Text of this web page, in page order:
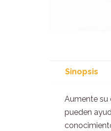
Sinopsis
Aumente su
pueden